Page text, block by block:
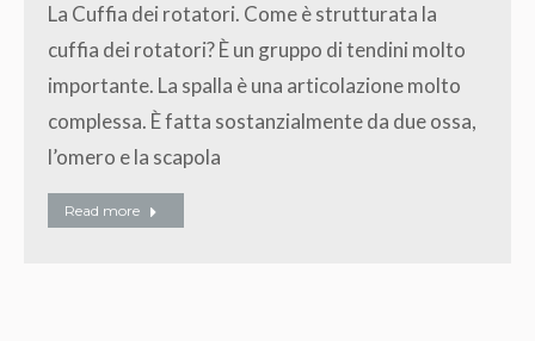
La Cuffia dei rotatori. Come è strutturata la
cuffia dei rotatori? È un gruppo di tendini molto
importante. La spalla è una articolazione molto
complessa. È fatta sostanzialmente da due ossa,
l’omero e la scapola
Read more